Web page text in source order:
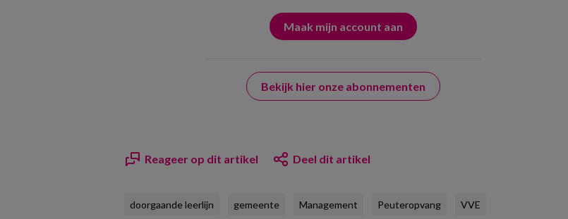
Bekijk hier onze abonnementen
Reageer op dit artikel Deel dit artikel
doorgaande leerlijn gemeente Management Peuteropvang VVE